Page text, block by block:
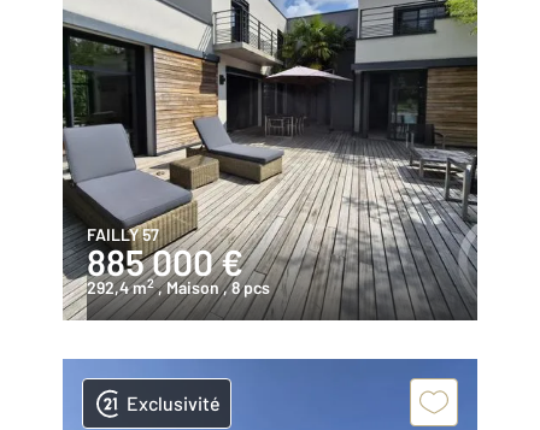
FAILLY 57
885 000 €
292,4 m2 , Maison, 8 pcs
Exclusivité